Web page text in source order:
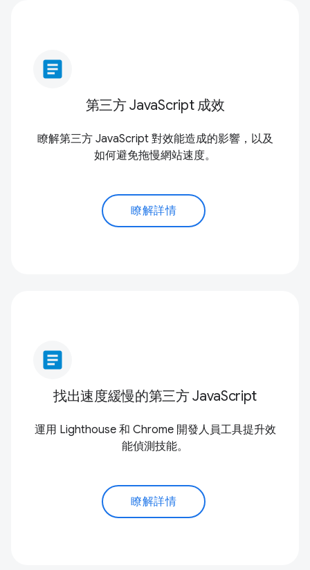
article
第三方 JavaScript 成效
瞭解第三方 JavaScript 對效能造成的影響，以及
如何避免拖慢網站速度。
瞭解詳情
article
找出速度緩慢的第三方 JavaScript
運用 Lighthouse 和 Chrome 開發人員工具提升效
能偵測技能。
瞭解詳情